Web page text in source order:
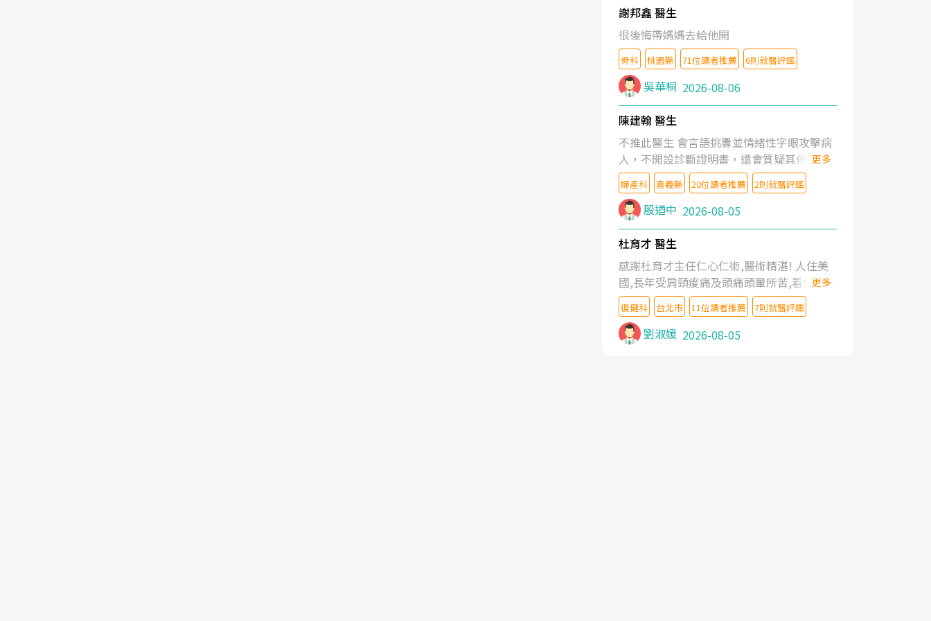
謝邦鑫 醫生
很後悔帶媽媽去給他開
骨科 桃園縣 71位讀者推薦 6則就醫評鑑
吳華桐 2026-08-06
陳建翰 醫生
不推此醫生 會言語挑釁並情緒性字眼攻擊病
人，不開設診斷證明書，還會質疑其他醫生
的判斷！
更多
婦產科 嘉義縣 20位讀者推薦 2則就醫評鑑
殷迺中 2026-08-05
杜育才 醫生
感謝杜育才主任仁心仁術,醫術精湛! 人住美
國,長年受肩頸痠痛及頭痛頭暈所苦,看遍名醫
教授,做了各種檢查,也嘗試過西醫打針,中醫
針灸及物理徒手治療都沒有用,後來連吃到嗎
啡類止痛藥都效果有限,只是壓症狀,沒多久就
痛起來,多年失眠嚴重影響生活品質. 台灣親
更多
復健科 台北市 11位讀者推薦 7則就醫評鑑
劉淑媛 2026-08-05